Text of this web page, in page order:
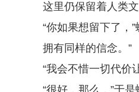
这里仍保留着人类
“你如果想留下了，
拥有同样的信念。”
“我会不惜一切代价
“很好，那么，”于